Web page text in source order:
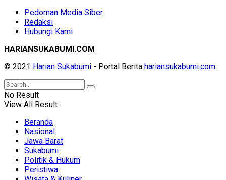
Pedoman Media Siber
Redaksi
Hubungi Kami
HARIANSUKABUMI.COM
© 2021 Harian Sukabumi - Portal Berita hariansukabumi.com.
No Result
View All Result
Beranda
Nasional
Jawa Barat
Sukabumi
Politik & Hukum
Peristiwa